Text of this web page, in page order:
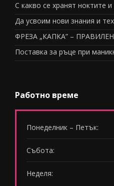
С какво се хранят ноктите
Да усвоим нови знания и
ФРЕЗА „КАПКА” –
Поставка за ръце при
Работно време
Понеделник – Петък:
Събота:
Неделя: